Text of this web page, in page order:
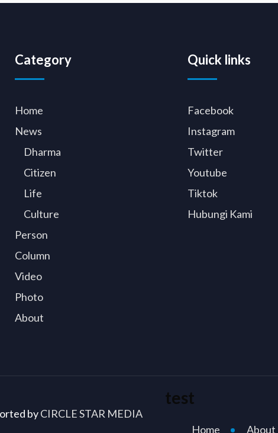
Category
Home
News
Dharma
Citizen
Life
Culture
Person
Column
Video
Photo
About
Quick links
Facebook
Instagram
Twitter
Youtube
Tiktok
Hubungi Kami
byCIRCLE STAR MEDIA
test
Home About